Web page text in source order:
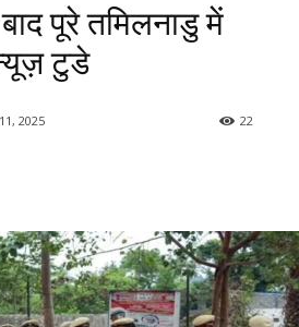
पूरे तमिलनाडु में
टुडे
2025 22